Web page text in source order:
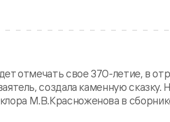
отмечать свое 370-летие, в
создала каменную сказку.
М.В.Красноженова в